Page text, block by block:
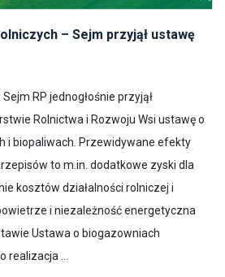
– Sejm przyjął ustawę
RP jednogłośnie przyjął
Rolnictwa i Rozwoju Wsi ustawę o
i biopaliwach. Przewidywane efekty
to m.in. dodatkowe zyski dla
kosztów działalności rolniczej i
i niezależność energetyczna
Ustawa o biogazowniach
...